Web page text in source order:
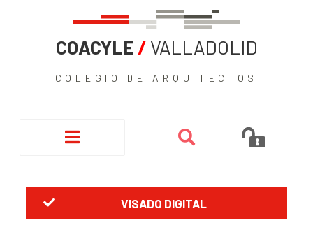
COACYLE / VALLADOLID
COLEGIO DE ARQUITECTOS
VISADO DIGITAL